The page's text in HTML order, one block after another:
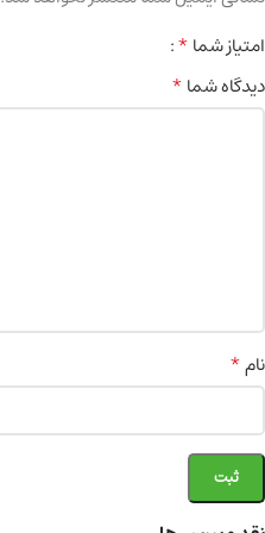
امتیاز شما*
دیدگاه شما*
نام*